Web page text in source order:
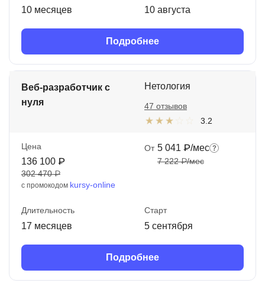
10 месяцев 10 августа
Подробнее
Веб-разработчик с
нуля
Нетология
3.2
47 отзывов
Цена
136 100 ₽
302 470 ₽
с промокодом kursy-online
От 5 041 ₽/мес
7 222 ₽/мес
Длительность
17 месяцев
Старт
5 сентября
Подробнее